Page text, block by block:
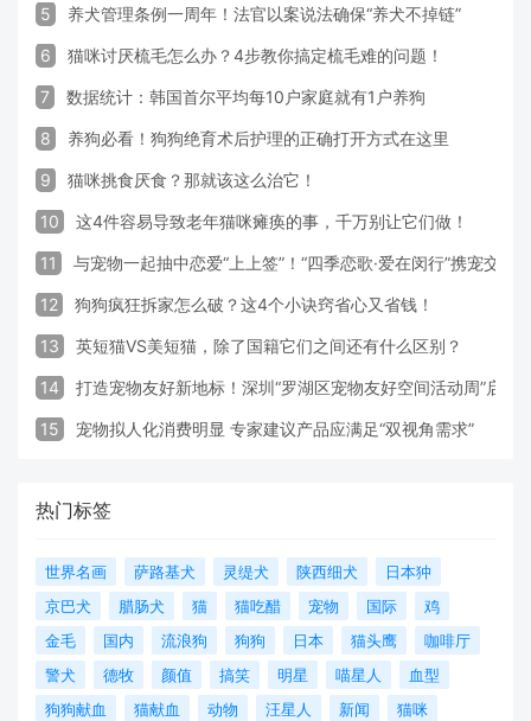
5 养犬管理条例一周年！法官以案说法确保“养犬不掉链”
6 猫咪讨厌梳毛怎么办？4步教你搞定梳毛难的问题！
7 数据统计：韩国首尔平均每10户家庭就有1户养狗
8 养狗必看！狗狗绝育术后护理的正确打开方式在这里
9 猫咪挑食厌食？那就该这么治它！
10 这4件容易导致老年猫咪瘫痪的事，千万别让它们做！
11 与宠物一起抽中恋爱“上上签”！“四季恋歌·爱在闵行”携宠交友
12 狗狗疯狂拆家怎么破？这4个小诀窍省心又省钱！
13 英短猫VS美短猫，除了国籍它们之间还有什么区别？
14 打造宠物友好新地标！深圳“罗湖区宠物友好空间活动周”启动
15 宠物拟人化消费明显 专家建议产品应满足“双视角需求”
热门标签
世界名画 萨路基犬 灵缇犬 陕西细犬
日本狆
京巴犬
腊肠犬 猫 猫吃醋 宠物 国际
鸡
金毛
国内 流浪狗 狗狗 日本 猫头鹰
咖啡厅
警犬
德牧 颜值 搞笑 明星 喵星人
血型
狗狗献血
猫献血 动物 汪星人 新闻
猫咪